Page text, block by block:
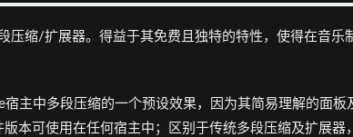
压缩/扩展器。得益于其免费且独特的特性，使得在音乐
主中多段压缩的一个预设效果，因为其简易理解的面板
版本可使用在任何宿主中；区别于传统多段压缩及扩展器